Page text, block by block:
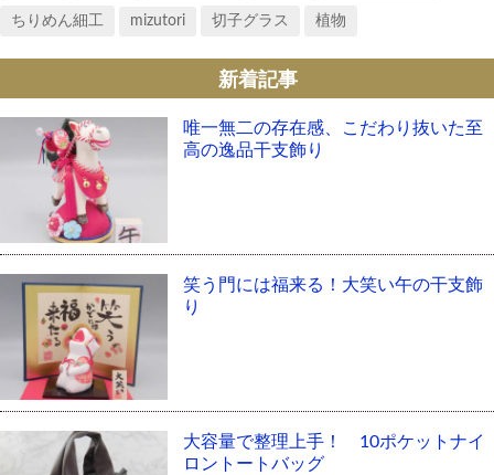
ちりめん細工 mizutori 切子グラス 植物
新着記事
唯一無二の存在感、こだわり抜いた至
高の逸品干支飾り
笑う門には福来る！大笑い午の干支飾
り
大容量で整理上手！ 10ポケットナイ
ロントートバッグ